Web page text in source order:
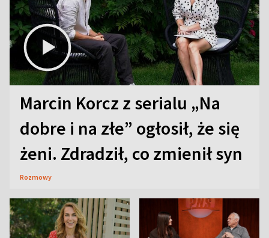
Marcin Korcz z serialu „Na
dobre i na złe” ogłosił, że się
żeni. Zdradził, co zmienił syn
Rozmowy